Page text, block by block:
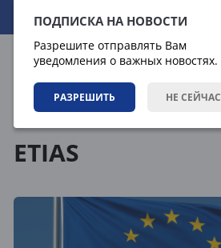
ПОДПИСКА НА НОВОСТИ
Разрешите отправлять Вам
уведомления о важных новостях.
РАЗРЕШИТЬ НЕ СЕЙЧАС
08.08.2026 08:17:38
ETIAS